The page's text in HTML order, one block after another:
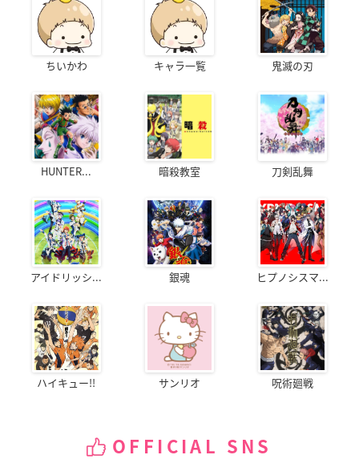
ちいかわ キャラ一覧 鬼滅の刃
HUNTER... 暗殺教室 刀剣乱舞
アイドリッシ... 銀魂 ヒプノシスマ...
ハイキュー!! サンリオ 呪術廻戦
OFFICIAL SNS